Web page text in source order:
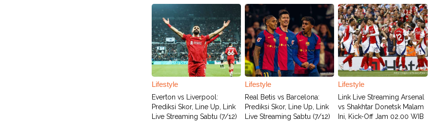
Lifestyle
Everton vs Liverpool:
Prediksi Skor, Line Up, Link
Live Streaming Sabtu (7/12)
Lifestyle
Real Betis vs Barcelona:
Prediksi Skor, Line Up, Link
Live Streaming Sabtu (7/12)
Lifestyle
Link Live Streaming Arsenal
vs Shakhtar Donetsk Malam
Ini, Kick-Off Jam 02.00 WIB